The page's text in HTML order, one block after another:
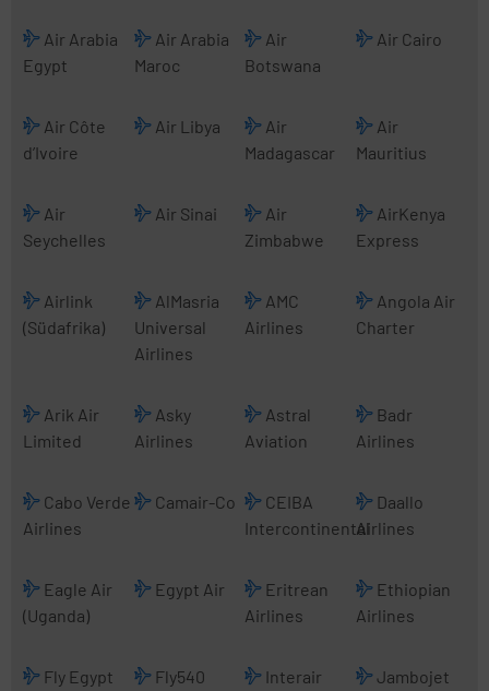
Air Arabia
Egypt
Air Arabia
Maroc
Air
Botswana
Air Cairo
Air Côte
d’Ivoire
Air Libya
Air
Madagascar
Air
Mauritius
Air
Seychelles
Air Sinai
Air
Zimbabwe
AirKenya
Express
Airlink
(Südafrika)
AlMasria
Universal
Airlines
AMC
Airlines
Angola Air
Charter
Arik Air
Limited
Asky
Airlines
Astral
Aviation
Badr
Airlines
Cabo Verde
Airlines
Camair-Co
CEIBA
Intercontinental
Daallo
Airlines
Eagle Air
(Uganda)
Egypt Air
Eritrean
Airlines
Ethiopian
Airlines
Fly Egypt Fly540
Interair
Jambojet